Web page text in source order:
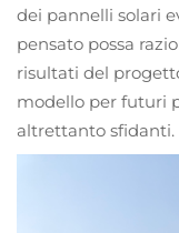
dei pannelli solari
pensato possa
risultati del
modello per futuri
altrettanto sfidanti.